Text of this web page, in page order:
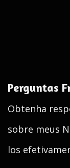
Perguntas
Obtenha
sobre meus
los